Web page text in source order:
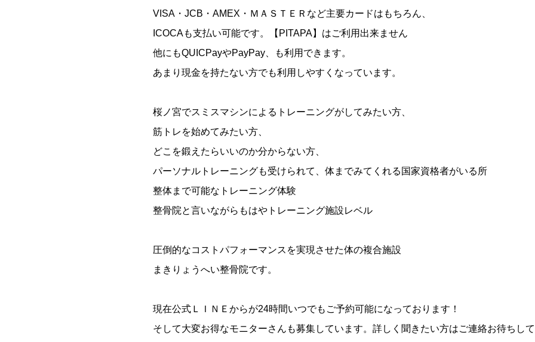
VISA・JCB・AMEX・ＭＡＳＴＥＲなど主要カードはもちろん、
ICOCAも支払い可能です。【PITAPA】はご利用出来ません
他にもQUICPayやPayPay、も利用できます。
あまり現金を持たない方でも利用しやすくなっています。
桜ノ宮でスミスマシンによるトレーニングがしてみたい方、
筋トレを始めてみたい方、
どこを鍛えたらいいのか分からない方、
パーソナルトレーニングも受けられて、体までみてくれる国家資格者がいる所
整体まで可能なトレーニング体験
整骨院と言いながらもはやトレーニング施設レベル
圧倒的なコストパフォーマンスを実現させた体の複合施設
まきりょうへい整骨院です。
現在公式ＬＩＮＥからが24時間いつでもご予約可能になっております！
そして大変お得なモニターさんも募集しています。詳しく聞きたい方はご連絡お待ちし